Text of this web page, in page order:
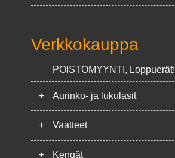
Verkkokauppa
POISTOMYYNTI, Loppuerät!
+ Aurinko- ja lukulasit
+ Vaatteet
+ Kengät